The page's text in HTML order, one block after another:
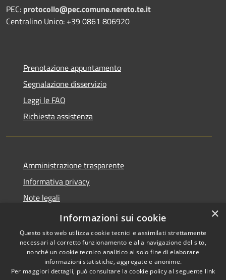
PEC: protocollo@pec.comune.nereto.te.it
Centralino Unico: +39 0861 806920
Prenotazione appuntamento
Segnalazione disservizio
Leggi le FAQ
Richiesta assistenza
Amministrazione trasparente
Informativa privacy
Note legali
Dichiarazione di accessibilità
Accessibilità
Copyright © 2026 • Comune di
Nereto • Powered by
×
Informazioni sui cookie
Questo sito web utilizza cookie tecnici e assimilati strettamente
necessari al corretto funzionamento e alla navigazione del sito,
nonché un cookie tecnico analitico al solo fine di elaborare
informazioni statistiche, aggregate e anonime.
Per maggiori dettagli, può consultare la cookie policy al seguente link